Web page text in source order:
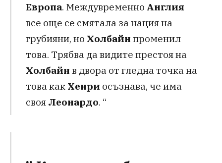
Европа. Междувременно Англия
все още се смятала за нация на
грубияни, но Холбайн променил
това. Трябва да видите престоя на
Холбайн в двора от гледна точка на
това как Хенри осъзнава, че има
своя Леонардо. “